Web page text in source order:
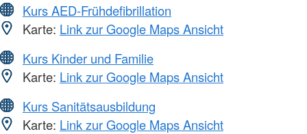
Kurs AED-Frühdefibrillation
Karte: Link zur Google Maps Ansicht
Kurs Kinder und Familie
Karte: Link zur Google Maps Ansicht
Kurs Sanitätsausbildung
Karte: Link zur Google Maps Ansicht